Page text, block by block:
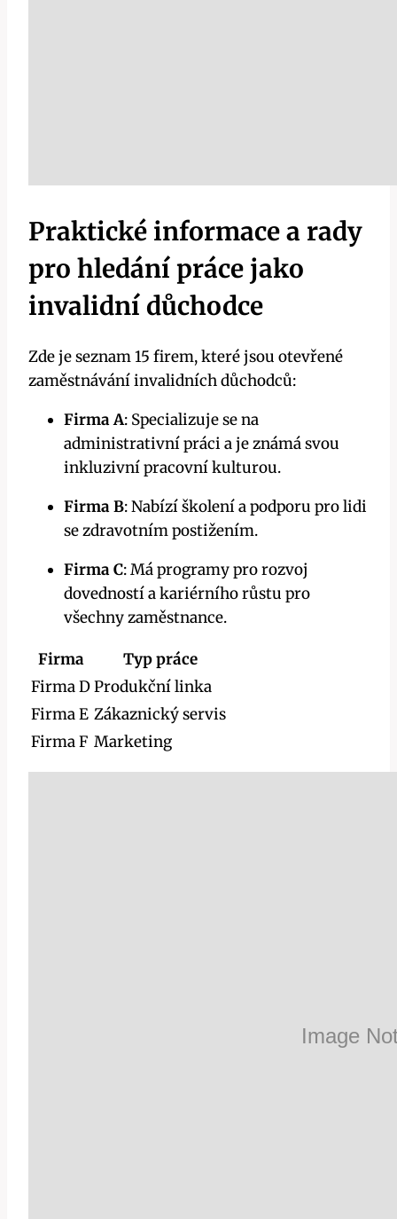
Praktické informace a rady
pro hledání práce jako
invalidní důchodce
Zde je seznam 15 firem, které jsou otevřené
zaměstnávání invalidních důchodců:
Firma A: Specializuje se na
administrativní práci a je známá svou
inkluzivní pracovní kulturou.
Firma B: Nabízí školení a podporu pro lidi
se zdravotním postižením.
Firma C: Má programy pro rozvoj
dovedností a kariérního růstu pro
všechny zaměstnance.
Firma
Typ práce
Firma DProdukční linka
Firma E Zákaznický servis
Firma F Marketing